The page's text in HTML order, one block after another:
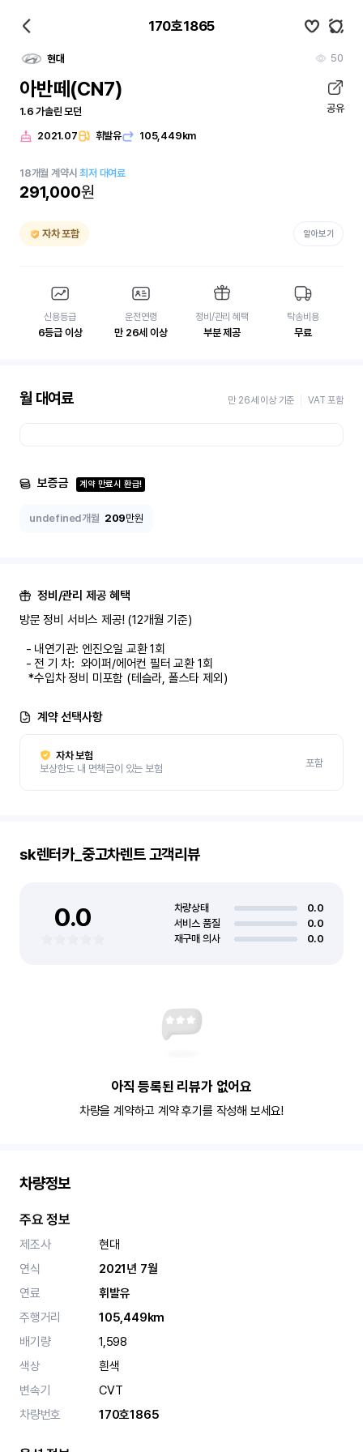
170호1865
현대 50
아반떼(CN7)
1.6 가솔린 모던 공유
2021.07 휘발유 105,449km
18개월 계약시최저 대여료
291,000원
자차 포함 알아보기
신용등급
6등급 이상
운전연령
만 26세 이상
정비/관리 혜택
부분 제공
탁송비용
무료
월 대여료 만 26세 이상 기준 VAT 포함
보증금 계약 만료시 환급!
undefined개월 209만원
정비/관리 제공 혜택
방문 정비 서비스 제공! (12개월 기준)
   *수입차 정비 미포함 (테슬라, 폴스타 제외)
계약 선택사항
자차 보험
보상한도 내 면책금이 있는 보험
포함
sk렌터카_중고차렌트고객리뷰
0.0 차량상태
0.0
서비스 품질
0.0
재구매 의사
0.0
아직 등록된 리뷰가 없어요
차량을 계약하고 계약 후기를 작성해 보세요!
차량정보
주요 정보
제조사
현대
연식
2021년 7월
연료
휘발유
주행거리
105,449km
배기량
1,598
색상
흰색
변속기
CVT
차량번호
170호1865